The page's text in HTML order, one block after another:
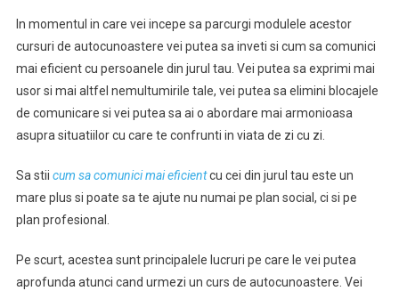
In momentul in care vei incepe sa parcurgi modulele acestor
cursuri de autocunoastere vei putea sa inveti si cum sa comunici
mai eficient cu persoanele din jurul tau. Vei putea sa exprimi mai
usor si mai altfel nemultumirile tale, vei putea sa elimini blocajele
de comunicare si vei putea sa ai o abordare mai armonioasa
asupra situatiilor cu care te confrunti in viata de zi cu zi.
Sa stii cum sa comunici mai eficientcu cei din jurul tau este un
mare plus si poate sa te ajute nu numai pe plan social, ci si pe
plan profesional.
Pe scurt, acestea sunt principalele lucruri pe care le vei putea
aprofunda atunci cand urmezi un curs de autocunoastere. Vei